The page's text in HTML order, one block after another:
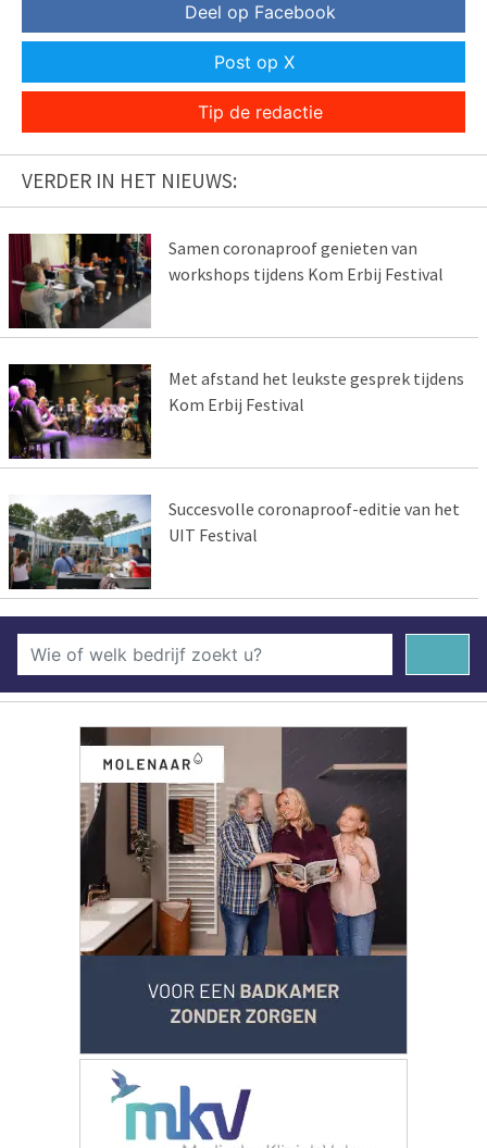
Deel op Facebook
Post op X
Tip de redactie
VERDER IN HET NIEUWS:
Samen coronaproof genieten van
workshops tijdens Kom Erbij Festival
Met afstand het leukste gesprek tijdens
Kom Erbij Festival
Succesvolle coronaproof-editie van het
UIT Festival